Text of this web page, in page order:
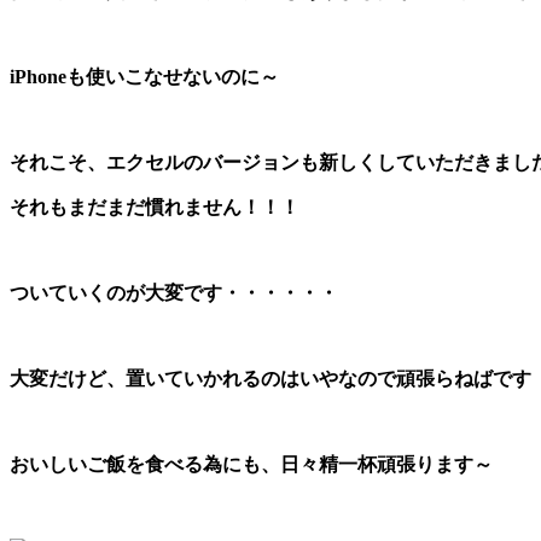
iPhoneも使いこなせないのに～
それこそ、エクセルのバージョンも新しくしていただきまし
それもまだまだ慣れません！！！
ついていくのが大変です・・・・・・
大変だけど、置いていかれるのはいやなので頑張らねばです
おいしいご飯を食べる為にも、日々精一杯頑張ります～